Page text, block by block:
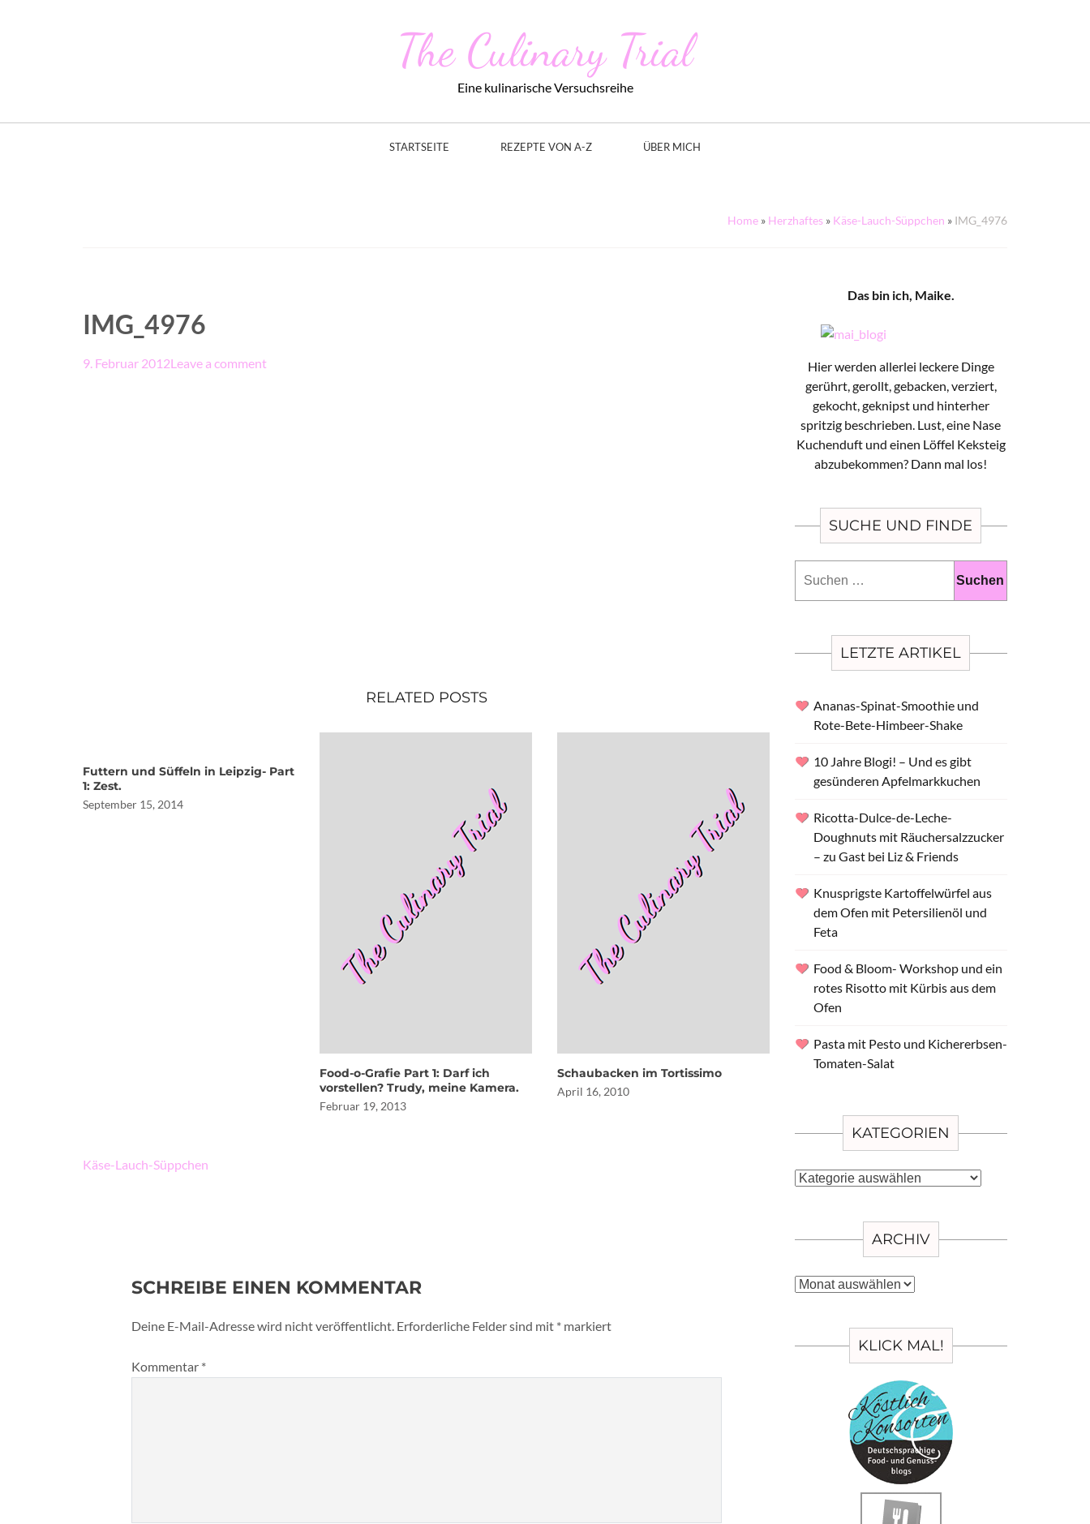
The Culinary Trial
Eine kulinarische Versuchsreihe
STARTSEITE REZEPTE VON A-Z ÜBER MICH
Home » Herzhaftes » Käse-Lauch-Süppchen » IMG_4976
IMG_4976
9. Februar 2012Leave a comment
RELATED POSTS
Futtern und Süffeln in Leipzig- Part
1: Zest.
September 15, 2014
Food-o-Grafie Part 1: Darf ich
vorstellen? Trudy, meine Kamera.
Februar 19, 2013
Schaubacken im Tortissimo
April 16, 2010
Beitragsnavigation
Käse-Lauch-Süppchen
SCHREIBE EINEN KOMMENTAR
Deine E-Mail-Adresse wird nicht veröffentlicht. Erforderliche Felder sind mit * markiert
Kommentar *
Das bin ich, Maike.
Hier werden allerlei leckere Dinge
gerührt, gerollt, gebacken, verziert,
gekocht, geknipst und hinterher
spritzig beschrieben. Lust, eine Nase
Kuchenduft und einen Löffel Keksteig
abzubekommen? Dann mal los!
SUCHE UND FINDE
nach:
LETZTE ARTIKEL
Ananas-Spinat-Smoothie und
Rote-Bete-Himbeer-Shake
10 Jahre Blogi! – Und es gibt
gesünderen Apfelmarkkuchen
Ricotta-Dulce-de-Leche-
Doughnuts mit Räuchersalzzucker
– zu Gast bei Liz & Friends
Knusprigste Kartoffelwürfel aus
dem Ofen mit Petersilienöl und
Feta
Food & Bloom- Workshop und ein
rotes Risotto mit Kürbis aus dem
Ofen
Pasta mit Pesto und Kichererbsen-
Tomaten-Salat
KATEGORIEN
Kategorien
ARCHIV
Archiv
KLICK MAL!